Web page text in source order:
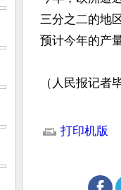
三分之二的地
预计今年的产
（人民报记
打印机版